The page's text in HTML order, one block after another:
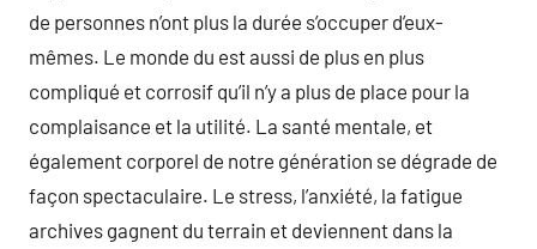
de personnes n’ont plus la durée s’occuper d’eux-
mêmes. Le monde du est aussi de plus en plus
compliqué et corrosif qu’il n’y a plus de place pour la
complaisance et la utilité. La santé mentale, et
également corporel de notre génération se dégrade de
façon spectaculaire. Le stress, l’anxiété, la fatigue
archives gagnent du terrain et deviennent dans la